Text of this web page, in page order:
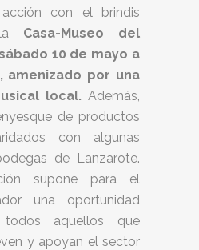
con el brindis
Casa-Museo del
10 de mayo a
amenizado por una
local. Además,
de productos
con algunas
de Lanzarote.
supone para el
una oportunidad
aquellos que
y apoyan el sector